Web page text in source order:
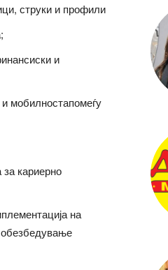
струки и профили
и
мобилностапомеѓу
кариерно
на
обезбедување